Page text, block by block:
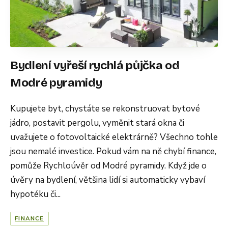
Bydlení vyřeší rychlá půjčka od
Modré pyramidy
Kupujete byt, chystáte se rekonstruovat bytové
jádro, postavit pergolu, vyměnit stará okna či
uvažujete o fotovoltaické elektrárně? Všechno tohle
jsou nemalé investice. Pokud vám na ně chybí finance,
pomůže Rychloúvěr od Modré pyramidy. Když jde o
úvěry na bydlení, většina lidí si automaticky vybaví
hypotéku či...
FINANCE